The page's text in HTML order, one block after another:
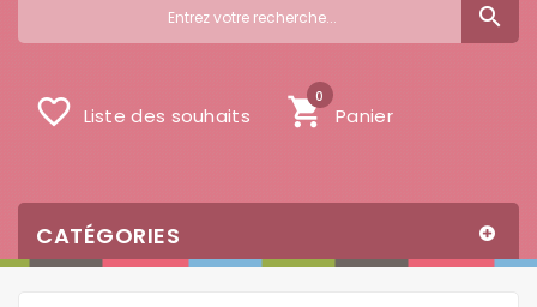
search
shopping_cart Panier
0
favorite_border Liste des souhaits
CATÉGORIES